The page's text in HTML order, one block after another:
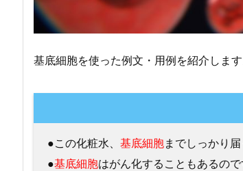
基底細胞を使った例文・用例を紹介します
●この化粧水、 基底細胞までしっかり
●基底細胞はがん化することもあるので